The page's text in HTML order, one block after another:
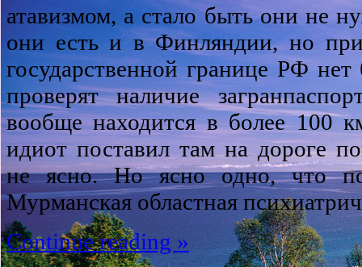
атавизмом, а стало быть они не
они есть и в Финляндии, но
государственной границе РФ нет
проверят наличие
вообще находится в более 100
идиот поставил там на дороге
не ясно. Но ясно одно, что
Мурманская областная
Continue reading »